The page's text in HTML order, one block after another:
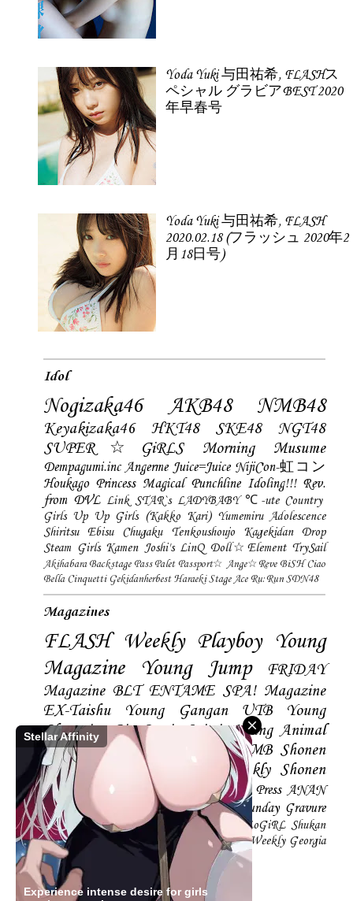
Experience intense desire for girls
Stellar Affinity
Yoda Yuki 与田祐希, FLASHス
ペシャル グラビアBEST 2020
年早春号
Yoda Yuki 与田祐希, FLASH
2020.02.18 (フラッシュ 2020年2
月18日号)
Idol
Nogizaka46 AKB48 NMB48
Keyakizaka46 HKT48 SKE48
NGT48
SUPER☆GiRLS
Morning Musume
Dempagumi.inc Angerme Juice=Juice NijiCon-虹コン
Houkago Princess Magical Punchline Idoling!!! Rev.
from DVL Link STAR`s LADYBABY ℃-ute Country
Girls Up Up Girls (Kakko Kari) Yumemiru Adolescence
Shiritsu Ebisu Chugaku
Tenkoushoujo Kagekidan
Drop
Steam Girls Kamen Joshi's LinQ Doll☆Element TrySail
Akihabara Backstage Pass Palet Passport☆ Ange☆Reve BiSH Ciao
Bella Cinquetti Gekidanherbest Haraeki Stage Ace Ru:Run SDN48
Magazines
FLASH Weekly Playboy Young
Magazine
Young Jump
FRIDAY
Magazine BLT ENTAME SPA! Magazine
EX-Taishu
Young Gangan UTB
Young
Champion Big Comic Spirtis Young Animal
Shonen Magazine
BOMB Shonen
Champion
Manga Action
Weekly Shonen
Sunday
Photobooks Hustle Press ANAN
Magazine
SMART Magazine Young Sunday Gravure
The Television CD&DL My Girl Daily LoGiRL Shukan
Taishu
Girls! Magazine Soccer Game King Weekly Georgia
Sunday Magazine Mery Magazine